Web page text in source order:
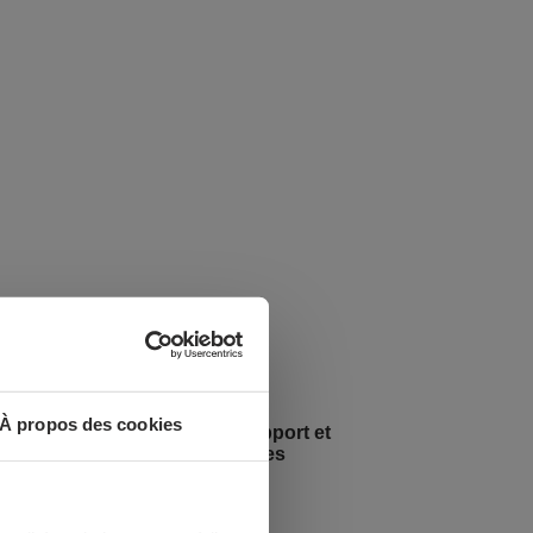
À propos des cookies
Soudage TIG: métaux d’apport et
accessoires indispensables